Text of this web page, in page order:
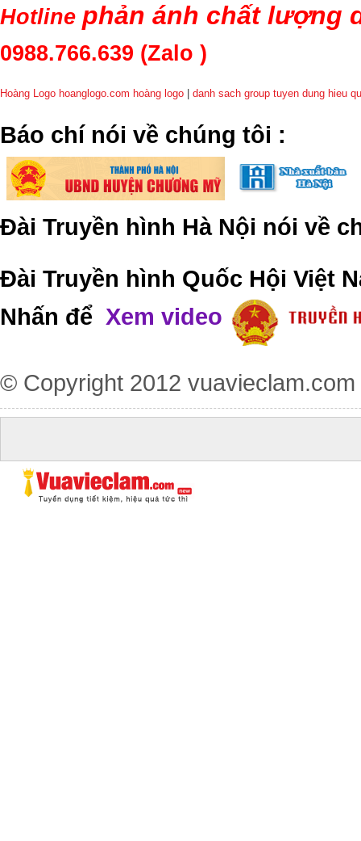
Hotline phản ánh chất lượng
0988.766.639 (Zalo )
Hoàng Logo hoanglogo.com hoàng logo danh sach group tuyen dung hieu
​Báo chí nói về chúng tôi :
Đài Truyền hình Hà Nội nói về
Đài Truyền hình Quốc Hội Việt
Nhấn để Xem video
© Copyright 2012 vuavieclam.com